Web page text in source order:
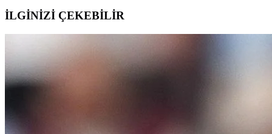
İLGİNİZİ ÇEKEBİLİR